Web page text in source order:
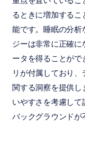
るときに増加する
能です。睡眠の分析
ジーは非常に正確
ータを得ることが
リが付属しており
関する洞察を提供し
いやすさを考慮し
バックグラウンドが